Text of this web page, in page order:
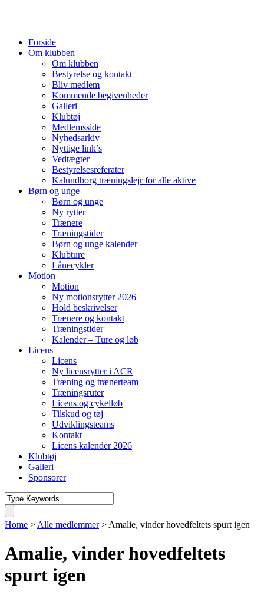
Forside
Om klubben
Om klubben
Bestyrelse og kontakt
Bliv medlem
Kommende begivenheder
Galleri
Klubtøj
Medlemsside
Nyhedsarkiv
Nyttige link’s
Vedtægter
Bestyrelsesreferater
Kalundborg træningslejr for alle aktive
Børn og unge
Børn og unge
Ny rytter
Trænere
Træningstider
Børn og unge kalender
Klubture
Lånecykler
Motion
Motion
Ny motionsrytter 2026
Hold beskrivelser
Trænere og kontakt
Træningstider
Kalender – Ture og løb
Licens
Licens
Ny licensrytter i ACR
Træning og trænerteam
Træningsruter
Licens og cykelløb
Tilskud og tøj
Udviklingsteams
Kontakt
Licens kalender 2026
Klubtøj
Galleri
Sponsorer
Home > Alle medlemmer > Amalie, vinder hovedfeltets spurt igen
Amalie, vinder hovedfeltets
spurt igen